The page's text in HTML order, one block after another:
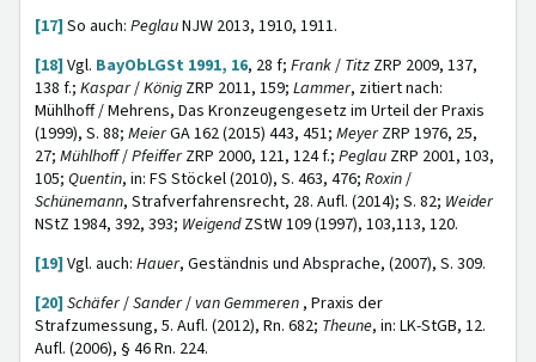
[17] So auch: PeglauNJW 2013, 1910, 1911.
[18] Vgl. BayObLGSt 1991, 16, 28 f; Frank/ Titz ZRP 2009, 137,
138 f.; Kaspar/König ZRP 2011, 159; Lammer, zitiert nach:
Mühlhoff / Mehrens, Das Kronzeugengesetz im Urteil der Praxis
(1999), S. 88; MeierGA 162 (2015) 443, 451; MeyerZRP 1976, 25,
27; Mühlhoff/PfeifferZRP 2000, 121, 124 f.; Peglau ZRP 2001, 103,
105; Quentin, in: FS Stöckel (2010), S. 463, 476; Roxin/
Schünemann, Strafverfahrensrecht, 28. Aufl. (2014); S. 82; Weider
NStZ 1984, 392, 393; WeigendZStW 109 (1997), 103,113, 120.
[19] Vgl. auch: Hauer, Geständnis und Absprache, (2007), S. 309.
[20] Schäfer/Sander/van Gemmeren , Praxis der
Strafzumessung, 5. Aufl. (2012), Rn. 682; Theune, in: LK-StGB, 12.
Aufl. (2006), § 46 Rn. 224.